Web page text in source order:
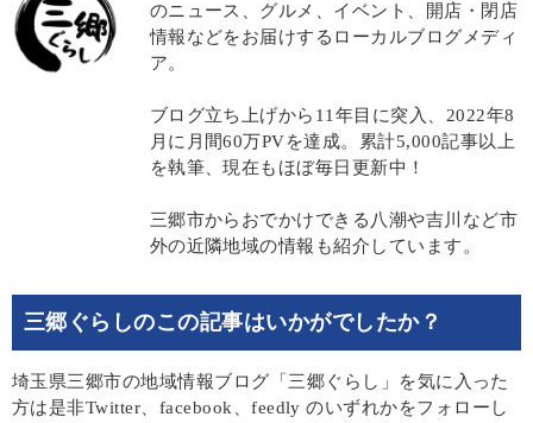
のニュース、グルメ、イベント、開店・閉店
情報などをお届けするローカルブログメディ
ア。
ブログ立ち上げから11年目に突入、2022年8
月に月間60万PVを達成。累計5,000記事以上
を執筆、現在もほぼ毎日更新中！
三郷市からおでかけできる八潮や吉川など市
外の近隣地域の情報も紹介しています。
三郷ぐらしのこの記事はいかがでしたか？
埼玉県三郷市の地域情報ブログ「三郷ぐらし」を気に入った
方は是非Twitter、facebook、feedly のいずれかをフォローし